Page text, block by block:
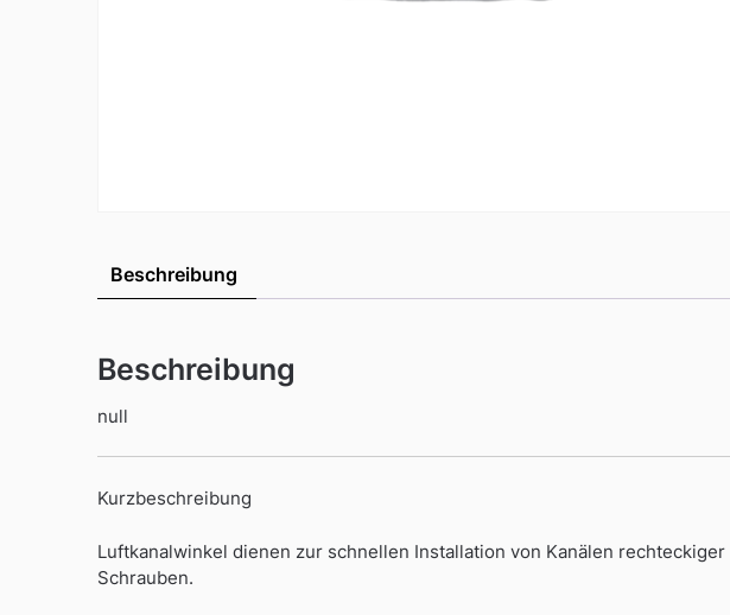
Beschreibung
Beschreibung
null
Kurzbeschreibung
Luftkanalwinkel dienen zur schnellen Installation von Kanälen
Schrauben.